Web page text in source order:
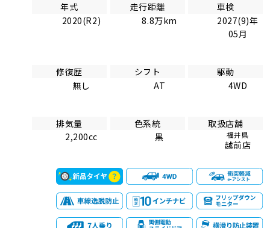
年式
2020(R2)
走行距離
8.8万km
車検
2027(9)年
05月
修復歴
無し
シフト
AT
駆動
4WD
排気量
2,200cc
色系統
黒
取扱店舗
福井県
越前店